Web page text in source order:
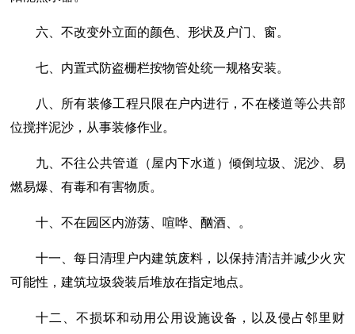
六、不改变外立面的颜色、形状及户门、窗。
七、内置式防盗栅栏按物管处统一规格安装。
八、所有装修工程只限在户内进行，不在楼道等公共部
位搅拌泥沙，从事装修作业。
九、不往公共管道（屋内下水道）倾倒垃圾、泥沙、易
燃易爆、有毒和有害物质。
十、不在园区内游荡、喧哗、酗酒、。
十一、每日清理户内建筑废料，以保持清洁并减少火灾
可能性，建筑垃圾袋装后堆放在指定地点。
十二、不损坏和动用公用设施设备，以及侵占邻里财